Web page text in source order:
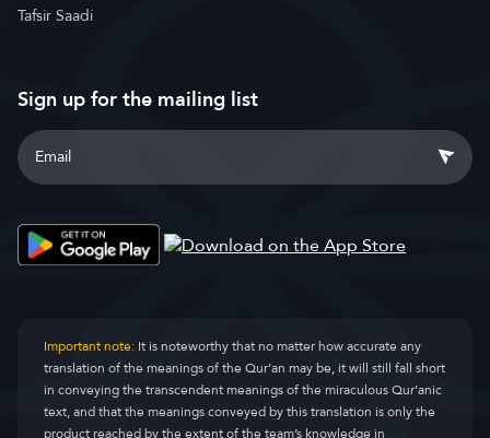
Tafsir Saadi
Sign up for the mailing list
Important note:It is noteworthy that no matter how accurate any
translation of the meanings of the Qur’an may be, it will still fall short
in conveying the transcendent meanings of the miraculous Qur’anic
text, and that the meanings conveyed by this translation is only the